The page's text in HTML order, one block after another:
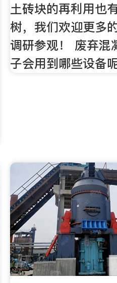
土砖块的再利用也
树，我们欢迎更多
调研参观！ 废弃混
子会用到哪些设备